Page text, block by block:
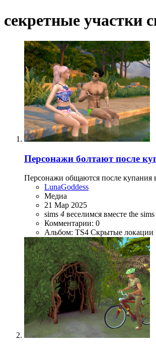
секретные участки
Персонажи болтают после
Персонажи общаются после купания
LunaGoddess
Медиа
21 Мар 2025
sims 4 веселимся вместе the sims
Комментарии: 0
Альбом: TS4 Скрытые локации